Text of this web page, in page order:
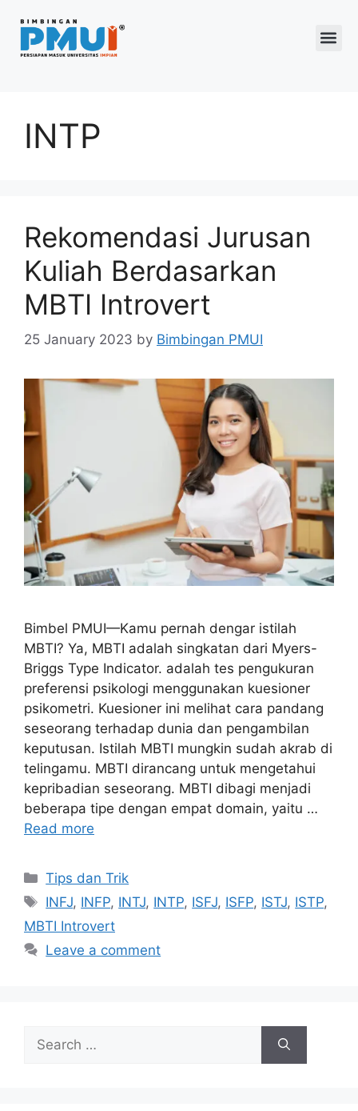
INTP
Rekomendasi Jurusan
Kuliah Berdasarkan
MBTI Introvert
25 January 2023 by Bimbingan PMUI
Bimbel PMUI—Kamu pernah dengar istilah
MBTI? Ya, MBTI adalah singkatan dari Myers-
Briggs Type Indicator. adalah tes pengukuran
preferensi psikologi menggunakan kuesioner
psikometri. Kuesioner ini melihat cara pandang
seseorang terhadap dunia dan pengambilan
keputusan. Istilah MBTI mungkin sudah akrab di
telingamu. MBTI dirancang untuk mengetahui
kepribadian seseorang. MBTI dibagi menjadi
beberapa tipe dengan empat domain, yaitu …
Read more
Tips dan Trik
INFJ, INFP, INTJ, INTP, ISFJ, ISFP, ISTJ, ISTP,
MBTI Introvert
Leave a comment